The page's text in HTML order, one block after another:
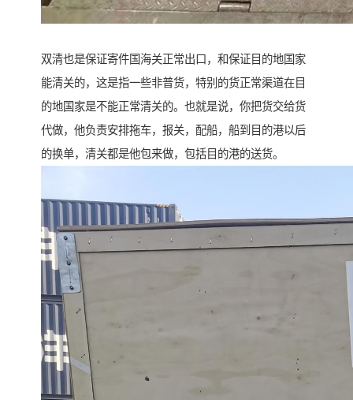
双清也是保证寄件国海关正常出口，和保证目的地国家
能清关的，这是指一些非普货，特别的货正常渠道在目
的地国家是不能正常清关的。也就是说，你把货交给货
代做，他负责安排拖车，报关，配船，船到目的港以后
的换单，清关都是他包来做，包括目的港的送货。